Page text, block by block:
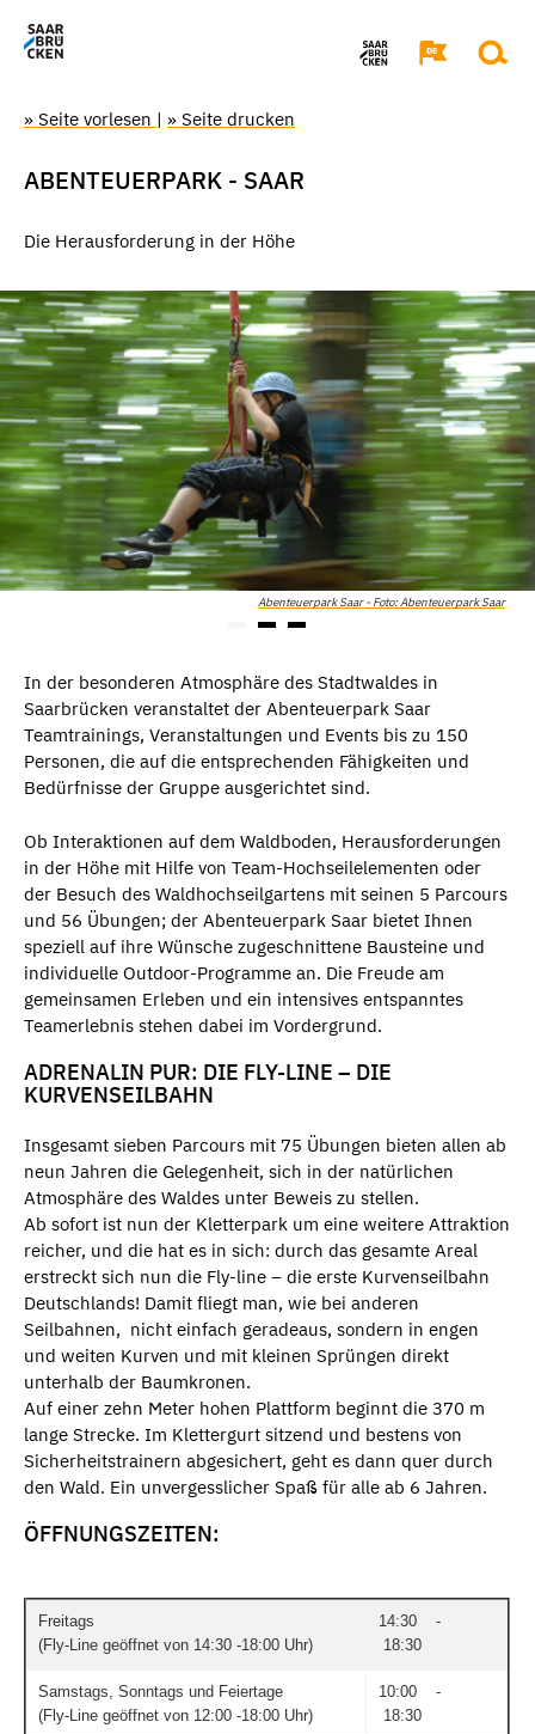
» Seite vorlesen | » Seite drucken
ABENTEUERPARK - SAAR
Die Herausforderung in der Höhe
Abenteuerpark Saar - Foto: Abenteuerpark Saar
In der besonderen Atmosphäre des Stadtwaldes in
Saarbrücken veranstaltet der Abenteuerpark Saar
Teamtrainings, Veranstaltungen und Events bis zu 150
Personen, die auf die entsprechenden Fähigkeiten und
Bedürfnisse der Gruppe ausgerichtet sind.
Ob Interaktionen auf dem Waldboden, Herausforderungen
in der Höhe mit Hilfe von Team-Hochseilelementen oder
der Besuch des Waldhochseilgartens mit seinen 5 Parcours
und 56 Übungen; der Abenteuerpark Saar bietet Ihnen
speziell auf ihre Wünsche zugeschnittene Bausteine und
individuelle Outdoor-Programme an. Die Freude am
gemeinsamen Erleben und ein intensives entspanntes
Teamerlebnis stehen dabei im Vordergrund.
ADRENALIN PUR: DIE FLY-LINE – DIE
KURVENSEILBAHN
Insgesamt sieben Parcours mit 75 Übungen bieten allen ab
neun Jahren die Gelegenheit, sich in der natürlichen
Atmosphäre des Waldes unter Beweis zu stellen.
Ab sofort ist nun der Kletterpark um eine weitere Attraktion
reicher, und die hat es in sich: durch das gesamte Areal
erstreckt sich nun die Fly-line – die erste Kurvenseilbahn
Deutschlands! Damit fliegt man, wie bei anderen
Seilbahnen, nicht einfach geradeaus, sondern in engen
und weiten Kurven und mit kleinen Sprüngen direkt
unterhalb der Baumkronen.
Auf einer zehn Meter hohen Plattform beginnt die 370 m
lange Strecke. Im Klettergurt sitzend und bestens von
Sicherheitstrainern abgesichert, geht es dann quer durch
den Wald. Ein unvergesslicher Spaß für alle ab 6 Jahren.
ÖFFNUNGSZEITEN:
Freitags
(Fly-Line geöffnet von 14:30 -18:00 Uhr)
14:30 -
18:30
Samstags, Sonntags und Feiertage
(Fly-Line geöffnet von 12:00 -18:00 Uhr)
10:00 -
18:30